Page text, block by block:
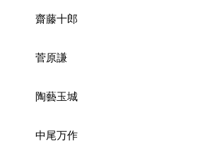
齋藤十郎
菅原謙
陶藝玉城
中尾万作